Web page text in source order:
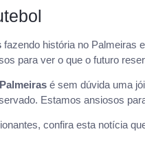
fazendo história no Palmeiras
para ver o que o futuro
é sem dúvida uma
Estamos ansiosos
confira esta notícia